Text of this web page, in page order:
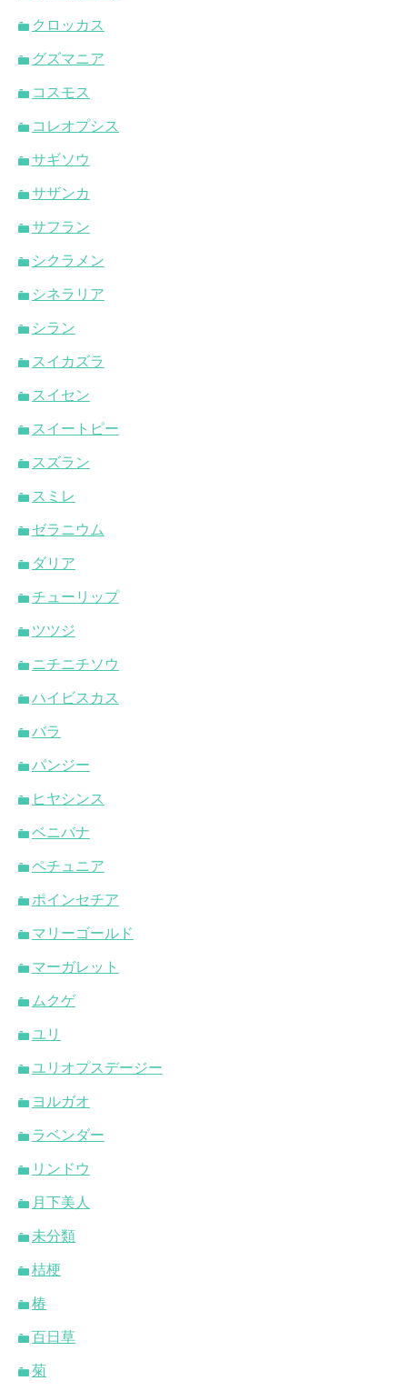
クロッカス
グズマニア
コスモス
コレオプシス
サギソウ
サザンカ
サフラン
シクラメン
シネラリア
シラン
スイカズラ
スイセン
スイートピー
スズラン
スミレ
ゼラニウム
ダリア
チューリップ
ツツジ
ニチニチソウ
ハイビスカス
バラ
パンジー
ヒヤシンス
ベニバナ
ペチュニア
ポインセチア
マリーゴールド
マーガレット
ムクゲ
ユリ
ユリオプスデージー
ヨルガオ
ラベンダー
リンドウ
月下美人
未分類
桔梗
椿
百日草
菊